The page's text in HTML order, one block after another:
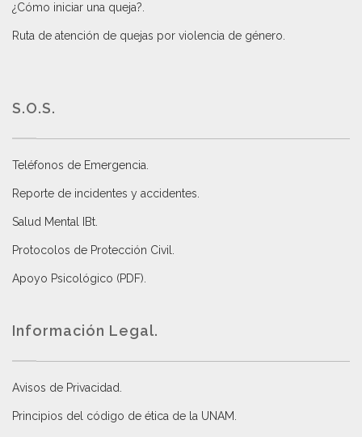
¿Cómo iniciar una queja?
Ruta de atención de quejas por violencia de género
S.O.S.
Teléfonos de Emergencia.
Reporte de incidentes y accidentes
Salud Mental IBt
Protocolos de Protección Civil
Apoyo Psicológico (PDF)
Información Legal.
Avisos de Privacidad
Principios del código de ética de la UNAM